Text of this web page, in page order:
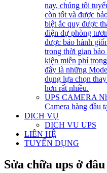
nay, chúng tôi
còn tốt và được
biệt ắc quy được
điện dự phòng
được bảo hành
trong thời gian
kiện miễn phí
đây là những
dụng lựa chọn
hơn rất nhiều.
UPS CAMERA
Camera hàng đầu
DỊCH VỤ
DICH VU UPS
LIÊN HỆ
TUYỂN DỤNG
Sửa chữa ups ở